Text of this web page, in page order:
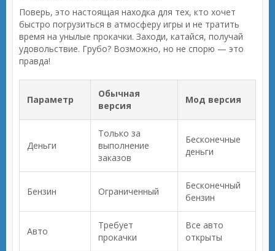
Поверь, это настоящая находка для тех, кто хочет
быстро погрузиться в атмосферу игры и не тратить
время на унылые прокачки. Заходи, катайся, получай
удовольствие. Грубо? Возможно, но не спорю — это
правда!
Параметр
Обычная
версия
Мод версия
Деньги
Только за
выполнение
заказов
Бесконечные
деньги
Бензин Ограниченный
Бесконечный
бензин
Авто
Требует
прокачки
Все авто
открыты